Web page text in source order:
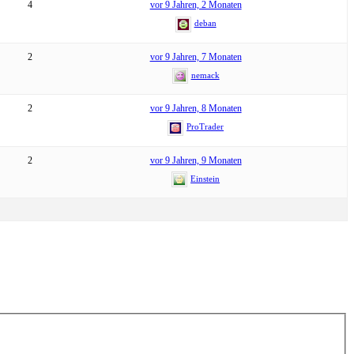
4 vor 9 Jahren, 2 Monaten
deban
2 vor 9 Jahren, 7 Monaten
nemack
2 vor 9 Jahren, 8 Monaten
ProTrader
2 vor 9 Jahren, 9 Monaten
Einstein